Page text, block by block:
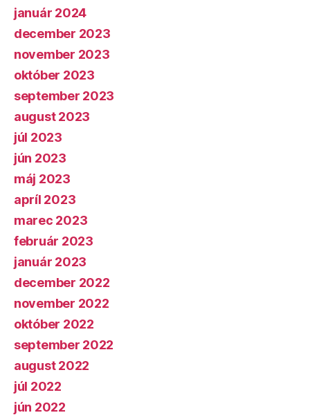
január 2024
december 2023
november 2023
október 2023
september 2023
august 2023
júl 2023
jún 2023
máj 2023
apríl 2023
marec 2023
február 2023
január 2023
december 2022
november 2022
október 2022
september 2022
august 2022
júl 2022
jún 2022